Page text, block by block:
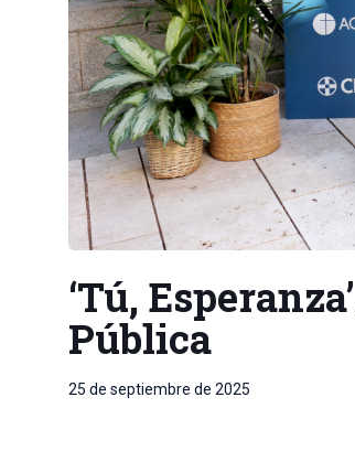
‘Tú,
Pública
25 de septiembre de 2025